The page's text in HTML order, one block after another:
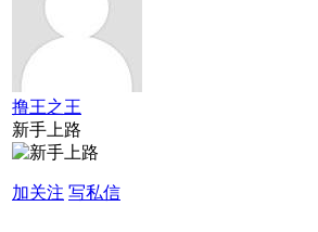
撸王之王
新手上路
加关注 写私信